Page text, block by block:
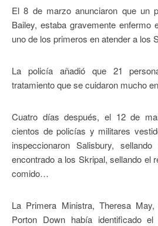
El 8 de marzo anunciaron que un
Bailey, estaba gravemente enfermo
uno de los primeros en atender a los
La policía añadió que 21
tratamiento que se cuidaron mucho
Cuatro días después, el 12 de
cientos de policías y militares
inspeccionaron Salisbury,
encontrado a los Skripal, sellando el
comido…
La Primera Ministra, Theresa
Porton Down había identificado